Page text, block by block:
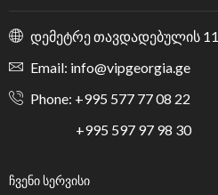
დემეტრე თავდადებულის 11
Email: info@vipgeorgia.ge
Phone: +995 577 77 08 22
+995 597 97 98 30
ᲩᲕᲔᲜᲘ ᲡᲔᲠᲕᲘᲡᲘ